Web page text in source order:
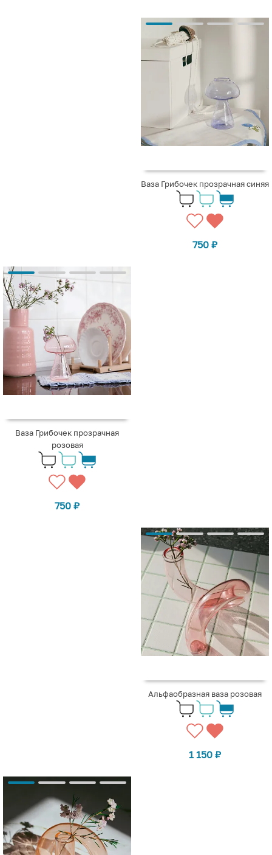
Ваза Грибочек прозрачная синяя
750 ₽
Ваза Грибочек прозрачная
розовая
750 ₽
Альфаобразная ваза розовая
1 150 ₽